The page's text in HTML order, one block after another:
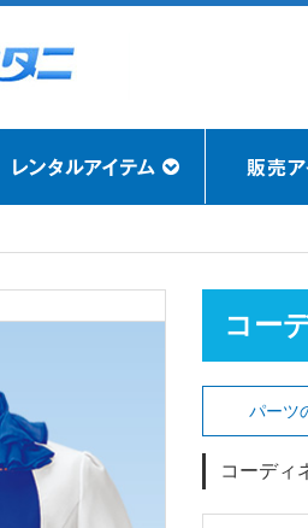
コー
パーツ
コーディ